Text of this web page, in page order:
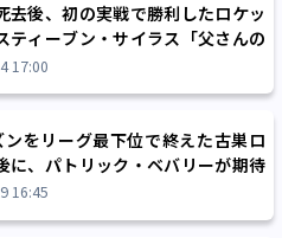
去後、初の実戦で勝利したロケッ
ティーブン・サイラス「父さんの
をとても誇りに思う」
17:00
をリーグ最下位で終えた古巣ロ
に、パトリック・ベバリーが期待
方向に進んでいる」
16:45